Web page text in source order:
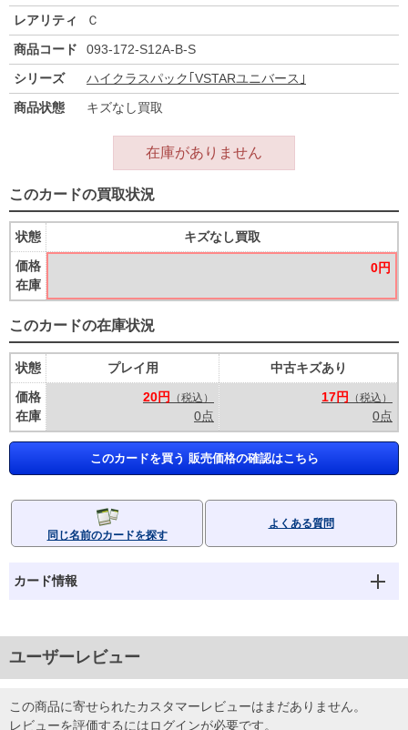
レアリティ
Ｃ
商品コード
093-172-S12A-B-S
シリーズ
ハイクラスパック｢VSTARユニバース｣
商品状態
キズなし買取
在庫がありません
このカードの買取状況
状態
価格
在庫
キズなし買取
0円
このカードの在庫状況
状態
価格
在庫
プレイ用
20円
（税込）
0点
中古キズあり
17円
（税込）
0点
このカードを買う 販売価格の確認はこちら
同じ名前のカードを探す
よくある質問
カード情報
ユーザーレビュー
この商品に寄せられたカスタマーレビューはまだありません。
レビューを評価するにはログインが必要です。